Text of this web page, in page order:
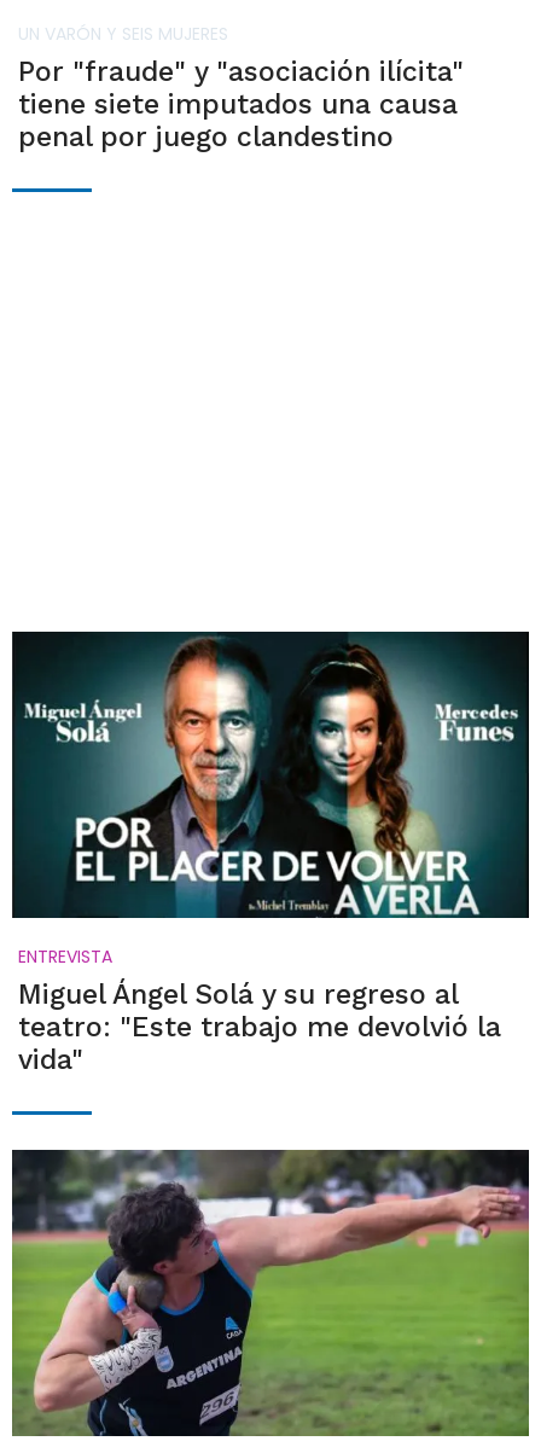
UN VARÓN Y SEIS MUJERES
Por "fraude" y "asociación ilícita"
tiene siete imputados una causa
penal por juego clandestino
ENTREVISTA
Miguel Ángel Solá y su regreso al
teatro: "Este trabajo me devolvió la
vida"